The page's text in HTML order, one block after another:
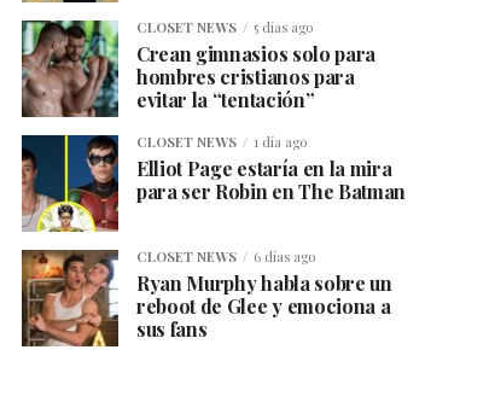
CLOSET NEWS 5 días ago
Crean gimnasios solo para
hombres cristianos para
evitar la “tentación”
CLOSET NEWS 1 día ago
Elliot Page estaría en la mira
para ser Robin en The Batman
CLOSET NEWS 6 días ago
Ryan Murphy habla sobre un
reboot de Glee y emociona a
sus fans